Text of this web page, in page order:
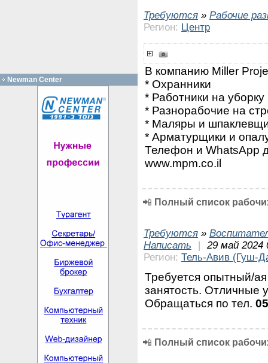
Требуются » Рабочие
Регион: Центр
В компанию Miller
* Охранники
* Работники на уборку
* Разнорабочие на
* Маляры и
* Арматурщики и
Телефон и WhatsApp
www.mpm.co.il
📲 Полный список
Требуются »
Написать
|
29 май 2024
Регион: Тель-Авив (Гуш-
Требуется опытный/
занятость. Отличные
Обращаться по тел.
📲 Полный список
Newman Center